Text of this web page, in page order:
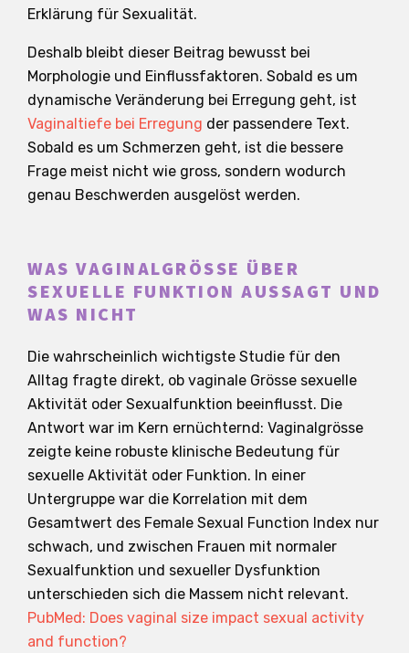
Erklärung für Sexualität.
Deshalb bleibt dieser Beitrag bewusst bei
Morphologie und Einflussfaktoren. Sobald es um
dynamische Veränderung bei Erregung geht, ist
Vaginaltiefe bei Erregung der passendere Text.
Sobald es um Schmerzen geht, ist die bessere
Frage meist nicht wie gross, sondern wodurch
genau Beschwerden ausgelöst werden.
WAS VAGINALGRÖSSE ÜBER
SEXUELLE FUNKTION AUSSAGT UND
WAS NICHT
Die wahrscheinlich wichtigste Studie für den
Alltag fragte direkt, ob vaginale Grösse sexuelle
Aktivität oder Sexualfunktion beeinflusst. Die
Antwort war im Kern ernüchternd: Vaginalgrösse
zeigte keine robuste klinische Bedeutung für
sexuelle Aktivität oder Funktion. In einer
Untergruppe war die Korrelation mit dem
Gesamtwert des Female Sexual Function Index nur
schwach, und zwischen Frauen mit normaler
Sexualfunktion und sexueller Dysfunktion
unterschieden sich die Massem nicht relevant.
PubMed: Does vaginal size impact sexual activity
and function?